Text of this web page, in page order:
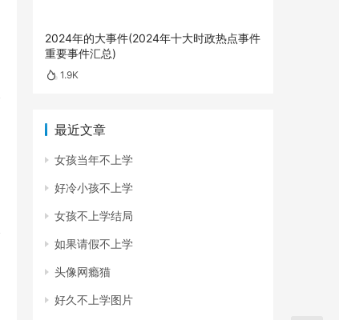
2024年的大事件(2024年十大时政热点事件
重要事件汇总)
1.9K
最近文章
女孩当年不上学
好冷小孩不上学
女孩不上学结局
如果请假不上学
头像网瘾猫
好久不上学图片